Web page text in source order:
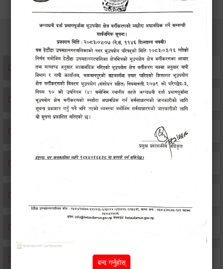
सेवाहरु
संस्था दर्ता सिफारिस
एकिकृत सम्पत्ति कर/घर जग्गा कर
बन्द गर्नुहोस्